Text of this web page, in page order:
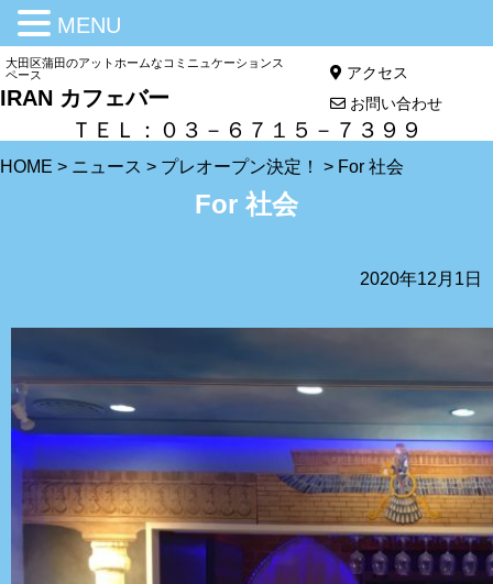
大田区蒲田のアットホームなコミニュケーションス
ペース
IRAN カフェバー
アクセス
お問い合わせ
ＴＥＬ：０３－６７１５－７３９９
HOME > ニュース > プレオープン決定！ > For 社会
For 社会
2020年12月1日
MENU